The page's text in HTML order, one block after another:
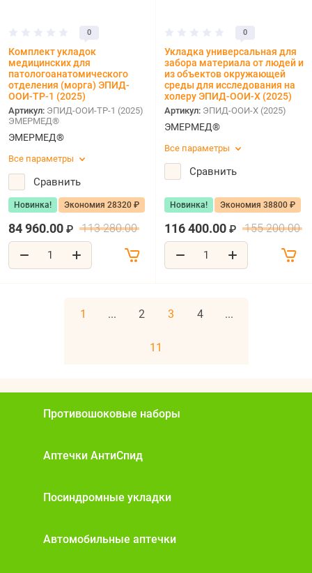
0
Комплект укладок
медицинских для
патологоанатомического
отделения (морга) ЭПИД-
ООИ-ТР-1 (2025)
Артикул: ЭПИД-ООИ-ТР-1 (2025)
ЭМЕРМЕД®
ЭМЕРМЕД®
Все параметры
Сравнить
Новинка! Экономия 28320 ₽
84 960.00 ₽ 113 280.00
0
Укладка универсальная для
забора материала от людей и
из объектов окружающей
среды для исследования на
холеру ЭПИД-ООИ-Х (2025)
Артикул: ЭПИД-ООИ-Х (2025)
ЭМЕРМЕД®
Все параметры
Сравнить
Новинка! Экономия 38800 ₽
116 400.00 ₽ 155 200.00
1 ... 2 3 4 ...
11
Противошоковые наборы
Аптечки АнтиСпид
Посиндромные укладки
Автомобильные аптечки